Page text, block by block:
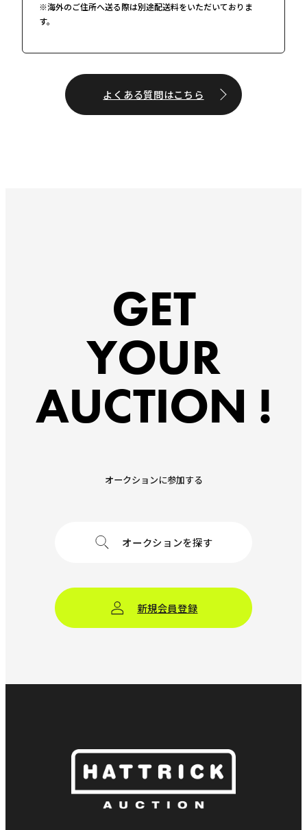
※海外のご住所へ送る際は別途配送料をいただいておりま
す。
よくある質問はこちら
GET
YOUR
AUCTION !
オークションに参加する
オークションを探す
新規会員登録